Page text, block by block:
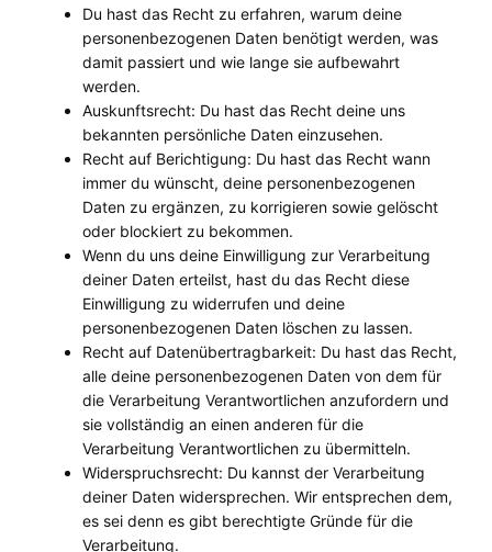
Du hast das Recht zu erfahren, warum deine
personenbezogenen Daten benötigt werden, was
damit passiert und wie lange sie aufbewahrt
werden.
Auskunftsrecht: Du hast das Recht deine uns
bekannten persönliche Daten einzusehen.
Recht auf Berichtigung: Du hast das Recht wann
immer du wünscht, deine personenbezogenen
Daten zu ergänzen, zu korrigieren sowie gelöscht
oder blockiert zu bekommen.
Wenn du uns deine Einwilligung zur Verarbeitung
deiner Daten erteilst, hast du das Recht diese
Einwilligung zu widerrufen und deine
personenbezogenen Daten löschen zu lassen.
Recht auf Datenübertragbarkeit: Du hast das Recht,
alle deine personenbezogenen Daten von dem für
die Verarbeitung Verantwortlichen anzufordern und
sie vollständig an einen anderen für die
Verarbeitung Verantwortlichen zu übermitteln.
Widerspruchsrecht: Du kannst der Verarbeitung
deiner Daten widersprechen. Wir entsprechen dem,
es sei denn es gibt berechtigte Gründe für die
Verarbeitung.